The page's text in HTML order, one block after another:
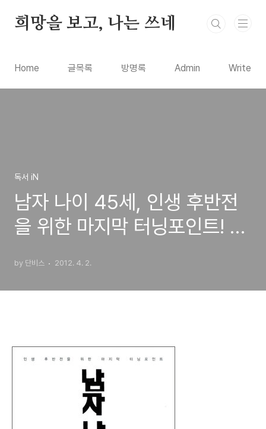
희망을 보고, 나는 쓰네
Home 글목록 방명록 Admin Write
독서 iN
남자 나이 45세, 인생 후반전
을 위한 마지막 터닝포인트! 도
by 단비스 2012. 4. 2.